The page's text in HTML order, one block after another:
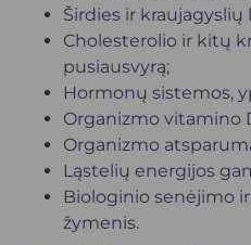
Širdies ir kraujagyslių
Cholesterolio ir kitų
pusiausvyrą;
Hormonų sistemos,
Organizmo vitamino
Organizmo
Ląstelių energijos
Biologinio senėjimo
žymenis.